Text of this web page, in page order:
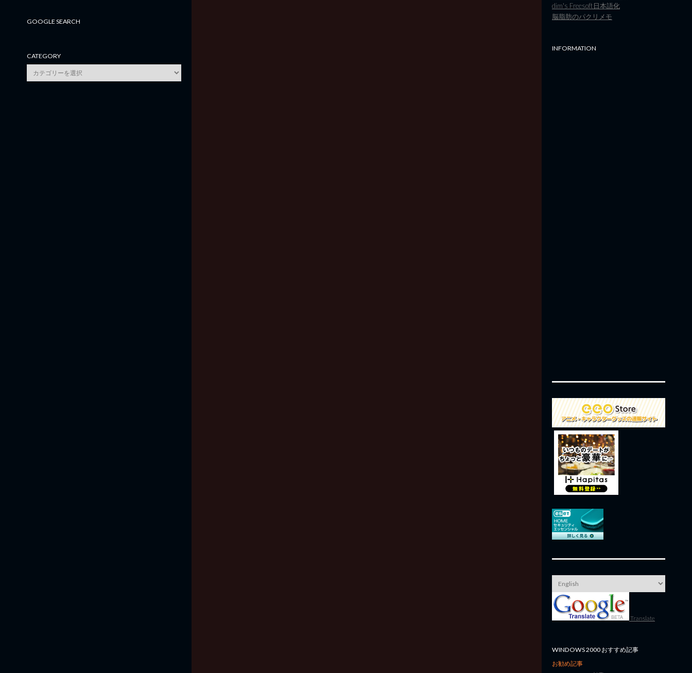
GOOGLE SEARCH
CATEGORY
category
dim's Freesoft日本語化
脳脂肪のパクリメモ
INFORMATION
Translate
WINDOWS 2000 おすすめ記事
お勧め記事